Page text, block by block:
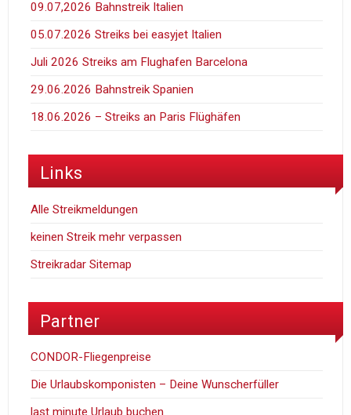
09.07,2026 Bahnstreik Italien
05.07.2026 Streiks bei easyjet Italien
Juli 2026 Streiks am Flughafen Barcelona
29.06.2026 Bahnstreik Spanien
18.06.2026 – Streiks an Paris Flüghäfen
Links
Alle Streikmeldungen
keinen Streik mehr verpassen
Streikradar Sitemap
Partner
CONDOR-Fliegenpreise
Die Urlaubskomponisten – Deine Wunscherfüller
last minute Urlaub buchen